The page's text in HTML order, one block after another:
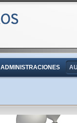
ADMINISTRACIONES